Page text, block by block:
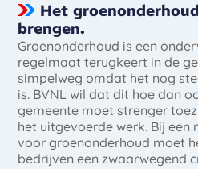
Het
brengen.
Groenonderhoud is een
regelmaat terugkeert in de
simpelweg omdat het nog
is. BVNL wil dat dit hoe dan
gemeente moet strenger
het uitgevoerde werk. Bij een
voor groenonderhoud moet
bedrijven een zwaarwegend